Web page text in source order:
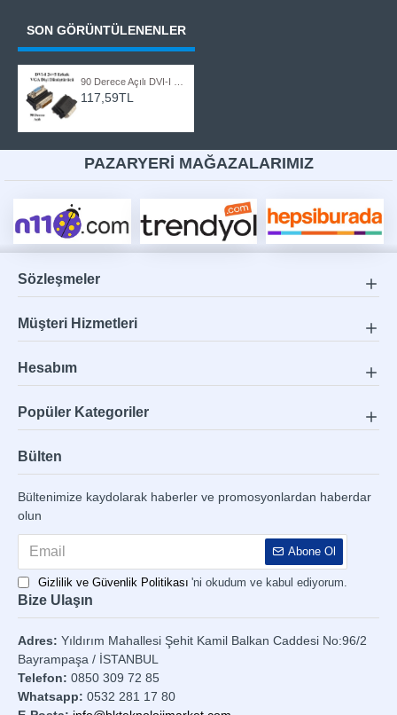
SON GÖRÜNTÜLENENLER
117,59TL
PAZARYERİ MAĞAZALARIMIZ
Sözleşmeler
Müşteri Hizmetleri
Hesabım
Popüler Kategoriler
Bülten
Bültenimize kaydolarak haberler ve promosyonlardan haberdar
olun
Abone Ol
Gizlilik ve Güvenlik Politikası 'ni okudum ve kabul ediyorum.
Bize Ulaşın
Adres: Yıldırım Mahallesi Şehit Kamil Balkan Caddesi No:96/2
Bayrampaşa / İSTANBUL
Telefon: 0850 309 72 85
Whatsapp: 0532 281 17 80